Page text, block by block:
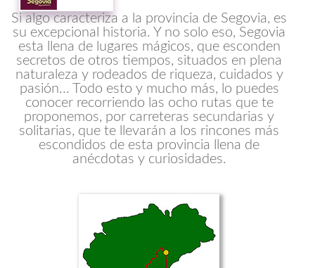
Si algo caracteriza a la provincia de Segovia, es
su excepcional historia. Y no solo eso, Segovia
esta llena de lugares mágicos, que esconden
secretos de otros tiempos, situados en plena
naturaleza y rodeados de riqueza, cuidados y
pasión... Todo esto y mucho más, lo puedes
conocer recorriendo las ocho rutas que te
proponemos, por carreteras secundarias y
solitarias, que te llevarán a los rincones más
escondidos de esta provincia llena de
anécdotas y curiosidades.